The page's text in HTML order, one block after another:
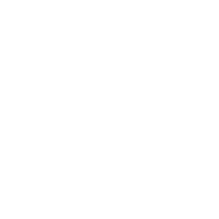
Pequena
de Varanda com Vidro
de Varanda com Vidro de Correr
Varanda